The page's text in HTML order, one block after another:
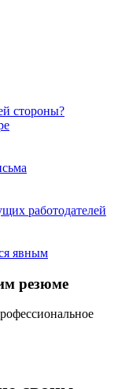
стороны?
работодателей
явным
резюме